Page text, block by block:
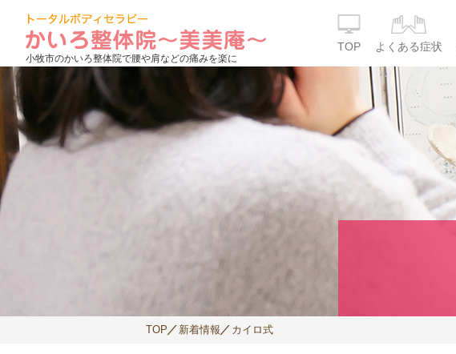
小牧市のかいろ整体院で腰や肩などの痛みを楽に
TOP よくある症状
TOP 新着情報 カイロ式